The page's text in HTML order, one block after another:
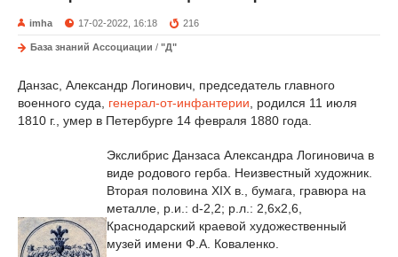
imha 17-02-2022, 16:18 216
База знаний Ассоциации / "Д"
Данзас, Александр Логинович, председатель главного
военного суда, генерал-от-инфантерии , родился 11 июля
1810 г., умер в Петербурге 14 февраля 1880 года.
Экслибрис Данзаса Александра Логиновича в
виде родового герба. Неизвестный художник.
Вторая половина XIX в., бумага, гравюра на
металле, р.и.: d-2,2; р.л.: 2,6х2,6,
Краснодарский краевой художественный
музей имени Ф.А. Коваленко.